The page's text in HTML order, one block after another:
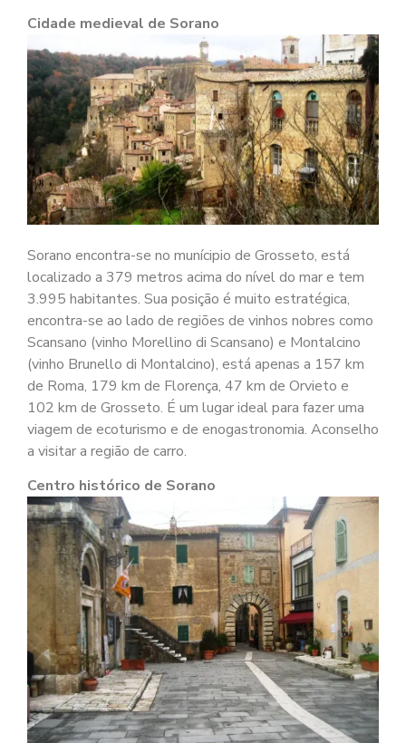
Cidade medieval de Sorano
Sorano encontra-se no munícipio de Grosseto, está
localizado a 379 metros acima do nível do mar e tem
3.995 habitantes. Sua posição é muito estratégica,
encontra-se ao lado de regiões de vinhos nobres como
Scansano (vinho Morellino di Scansano) e Montalcino
(vinho Brunello di Montalcino), está apenas a 157 km
de Roma, 179 km de Florença, 47 km de Orvieto e
102 km de Grosseto. É um lugar ideal para fazer uma
viagem de ecoturismo e de enogastronomia. Aconselho
a visitar a região de carro.
Centro histórico de Sorano